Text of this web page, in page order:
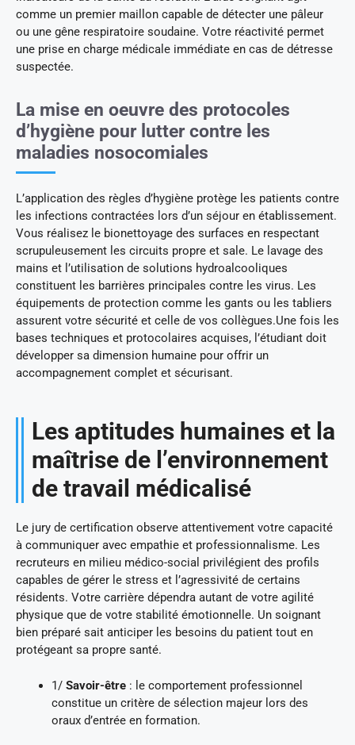
comme un premier maillon capable de détecter une pâleur
ou une gêne respiratoire soudaine. Votre réactivité permet
une prise en charge médicale immédiate en cas de détresse
suspectée.
La mise en oeuvre des protocoles
d’hygiène pour lutter contre les
maladies nosocomiales
L’application des règles d’hygiène protège les patients contre
les infections contractées lors d’un séjour en établissement.
Vous réalisez le bionettoyage des surfaces en respectant
scrupuleusement les circuits propre et sale. Le lavage des
mains et l’utilisation de solutions hydroalcooliques
constituent les barrières principales contre les virus. Les
équipements de protection comme les gants ou les tabliers
assurent votre sécurité et celle de vos collègues.Une fois les
bases techniques et protocolaires acquises, l’étudiant doit
développer sa dimension humaine pour offrir un
accompagnement complet et sécurisant.
Les aptitudes humaines et la
maîtrise de l’environnement
de travail médicalisé
Le jury de certification observe attentivement votre capacité
à communiquer avec empathie et professionnalisme. Les
recruteurs en milieu médico-social privilégient des profils
capables de gérer le stress et l’agressivité de certains
résidents. Votre carrière dépendra autant de votre agilité
physique que de votre stabilité émotionnelle. Un soignant
bien préparé sait anticiper les besoins du patient tout en
protégeant sa propre santé.
1/ Savoir-être : le comportement professionnel
constitue un critère de sélection majeur lors des
oraux d’entrée en formation.